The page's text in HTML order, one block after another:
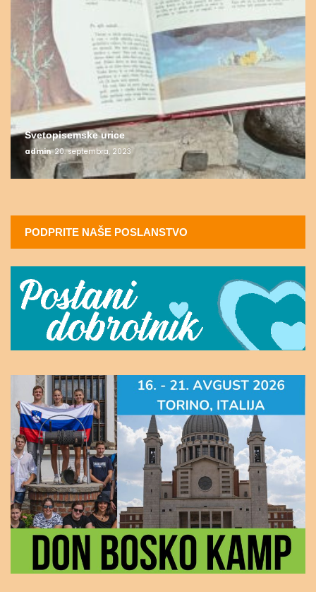
Svetopisemske urice
admin 20. septembra, 2023
PODPRITE NAŠE POSLANSTVO